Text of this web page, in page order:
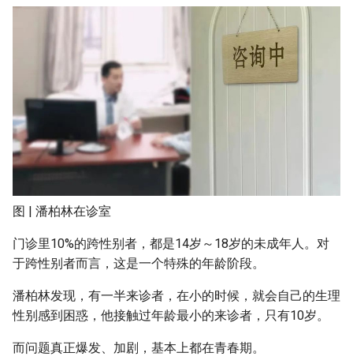
图 | 潘柏林在诊室
门诊里10%的跨性别者，都是14岁～18岁的未成年人。对
于跨性别者而言，这是一个特殊的年龄阶段。
潘柏林发现，有一半来诊者，在小的时候，就会自己的生理
性别感到困惑，他接触过年龄最小的来诊者，只有10岁。
而问题真正爆发、加剧，基本上都在青春期。